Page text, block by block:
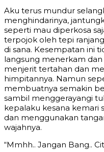
Aku terus mundur
menghindarinya,
seperti mau diperkosa
terpojok oleh tepi
di sana. Kesempatan ini
langsung menerkam
menjerit tertahan dan
himpitannya. Namun
membuatnya semakin
sambil menggerayangi
kepalaku kesana kemari
dan menggunakan
wajahnya.
“Mmhh.. Jangan Bang..